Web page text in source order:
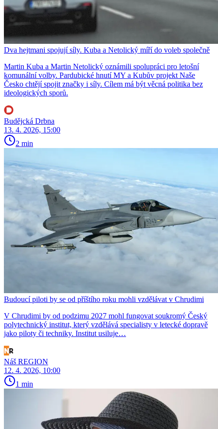
Dva hejtmani spojují síly. Kuba a Netolický míří do voleb společně
Martin Kuba a Martin Netolický oznámili spolupráci pro letošní
komunální volby. Pardubické hnutí MY a Kubův projekt Naše
Česko chtějí spojit značky i síly. Cílem má být věcná politika bez
ideologických sporů.
Budějcká Drbna
13. 4. 2026, 15:00
2 min
Budoucí piloti by se od příštího roku mohli vzdělávat v Chrudimi
V Chrudimi by od podzimu 2027 mohl fungovat soukromý Český
polytechnický institut, který vzdělává specialisty v letecké dopravě
jako piloty či techniky. Institut usiluje…
Náš REGION
12. 4. 2026, 10:00
1 min